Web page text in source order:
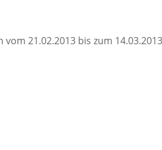
21.02.2013 bis zum